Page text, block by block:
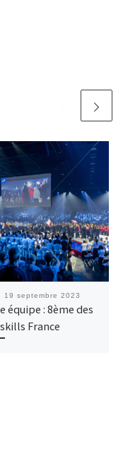
19 septembre 2023
équipe : 8ème des
France